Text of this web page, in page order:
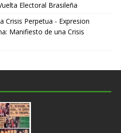
Electoral Brasileña
Crisis Perpetua - Expresion
Manifiesto de una Crisis